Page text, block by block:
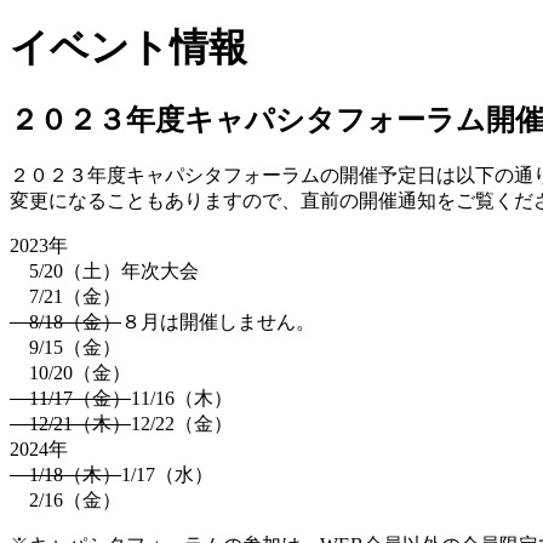
イベント情報
２０２３年度キャパシタフォーラム開
２０２３年度キャパシタフォーラムの開催予定日は以下の通
変更になることもありますので、直前の開催通知をご覧くだ
2023年
5/20（土）年次大会
7/21（金）
8/18（金）８月は開催しません。
9/15（金）
10/20（金）
11/17（金）11/16（木）
12/21（木）12/22（金）
2024年
1/18（木）1/17（水）
2/16（金）